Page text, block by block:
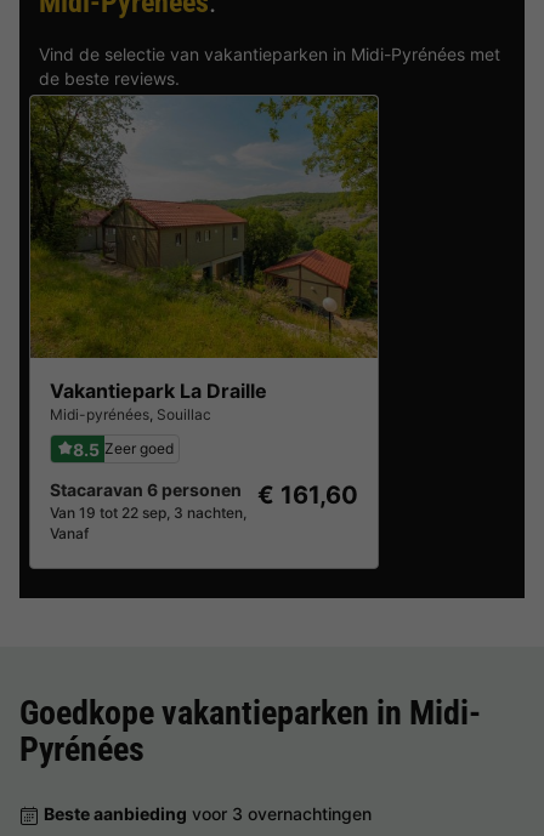
Vind de selectie van vakantieparken in Midi-Pyrénées met
de beste reviews.
Vakantiepark La Draille
Midi-pyrénées, Souillac
8.5 Zeer goed
Stacaravan 6 personen
Van 19 tot 22 sep, 3 nachten,
Vanaf
€ 161,60
Goedkope vakantieparken in Midi-
Pyrénées
Beste aanbieding voor 3 overnachtingen